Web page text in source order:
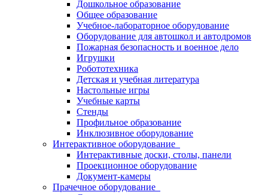
Дошкольное образование
Общее образование
Учебное-лабораторное оборудование
Оборудование для автошкол и автодромов
Пожарная безопасность и военное дело
Игрушки
Робототехника
Детская и учебная литература
Настольные игры
Учебные карты
Стенды
Профильное образование
Инклюзивное оборудование
Интерактивное оборудование
Интерактивные доски, столы, панели
Проекционное оборудование
Документ-камеры
Прачечное оборудование